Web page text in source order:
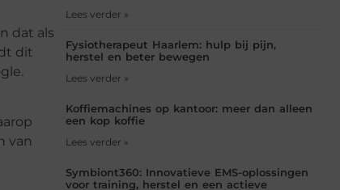
dat als
dit
van
Lees verder »
Fysiotherapeut Haarlem: hulp bij pijn,
herstel en beter bewegen
Lees verder »
Koffiemachines op kantoor: meer dan alleen
een kop koffie
Lees verder »
Symbiont360: Innovatieve EMS-oplossingen
voor training, herstel en een actieve